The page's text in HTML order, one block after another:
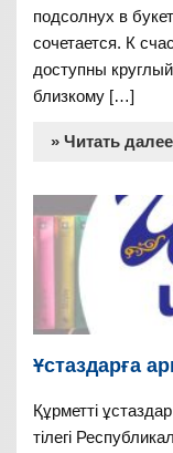
подсолнух в
сочетается. К
доступны
близкому […]
» Читать далее
Ұстаздарға
Құрметті
тілегі